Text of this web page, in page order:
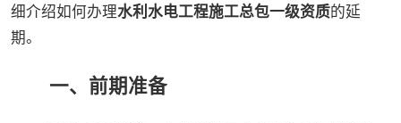
细介绍如何办理水利水电工程施工总包一级资质的延
期。
一、前期准备